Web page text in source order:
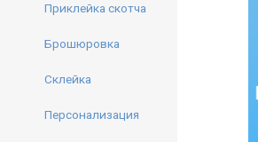
Приклейка скотча
Брошюровка
Склейка
Персонализация